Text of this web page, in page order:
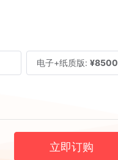
电子+纸质版: ¥8500
立即订购